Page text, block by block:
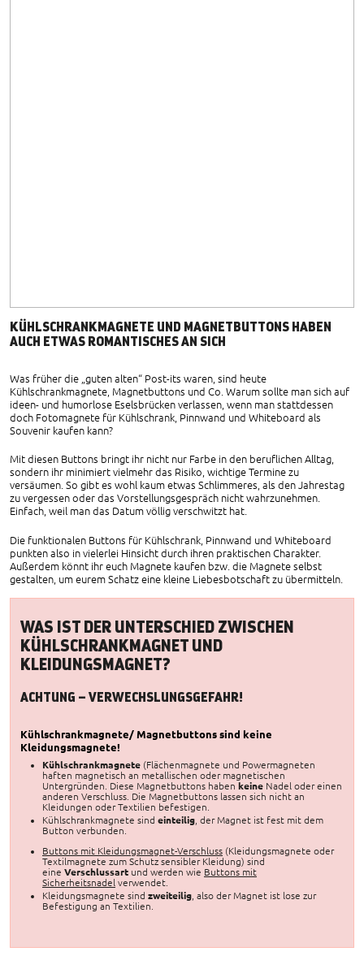
KÜHLSCHRANKMAGNETE UND MAGNETBUTTONS HABEN
AUCH ETWAS ROMANTISCHES AN SICH
Was früher die „guten alten“ Post-its waren, sind heute
Kühlschrankmagnete, Magnetbuttons und Co. Warum sollte man sich auf
ideen- und humorlose Eselsbrücken verlassen, wenn man stattdessen
doch Fotomagnete für Kühlschrank, Pinnwand und Whiteboard als
Souvenir kaufen kann?
Mit diesen Buttons bringt ihr nicht nur Farbe in den beruflichen Alltag,
sondern ihr minimiert vielmehr das Risiko, wichtige Termine zu
versäumen. So gibt es wohl kaum etwas Schlimmeres, als den Jahrestag
zu vergessen oder das Vorstellungsgespräch nicht wahrzunehmen.
Einfach, weil man das Datum völlig verschwitzt hat.
Die funktionalen Buttons für Kühlschrank, Pinnwand und Whiteboard
punkten also in vielerlei Hinsicht durch ihren praktischen Charakter.
Außerdem könnt ihr euch Magnete kaufen bzw. die Magnete selbst
gestalten, um eurem Schatz eine kleine Liebesbotschaft zu übermitteln.
WAS IST DER UNTERSCHIED ZWISCHEN
KÜHLSCHRANKMAGNET UND
KLEIDUNGSMAGNET?
ACHTUNG – VERWECHSLUNGSGEFAHR!
Kühlschrankmagnete/ Magnetbuttons sind keine
Kleidungsmagnete!
Kühlschrankmagnete (Flächenmagnete und Powermagneten
haften magnetisch an metallischen oder magnetischen
Untergründen. Diese Magnetbuttons haben keine Nadel oder einen
anderen Verschluss. Die Magnetbuttons lassen sich nicht an
Kleidungen oder Textilien befestigen.
Kühlschrankmagnete sind einteilig , der Magnet ist fest mit dem
Button verbunden.
Buttons mit Kleidungsmagnet-Verschluss (Kleidungsmagnete oder
Textilmagnete zum Schutz sensibler Kleidung) sind
eine Verschlussart und werden wie Buttons mit
Sicherheitsnadel verwendet.
Kleidungsmagnete sind zweiteilig , also der Magnet ist lose zur
Befestigung an Textilien.